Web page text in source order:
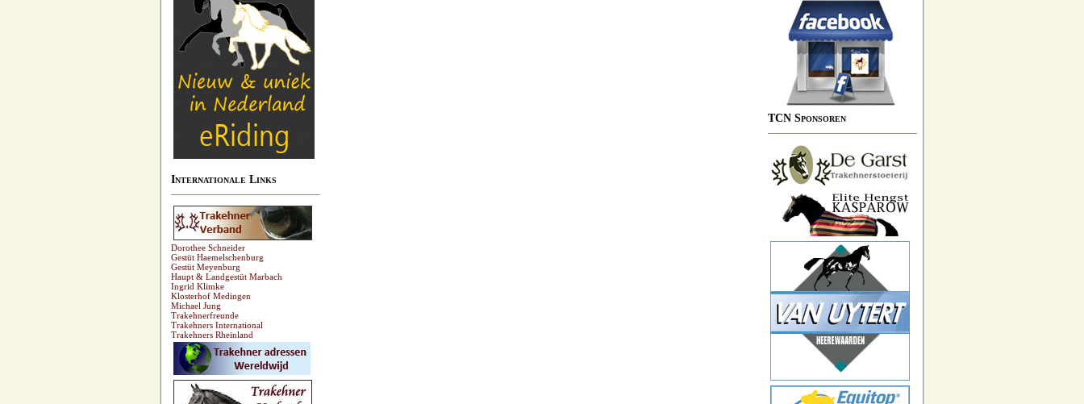
Internationale Links
Dorothee Schneider
Gestüt Haemelschenburg
Gestüt Meyenburg
Haupt & Landgestüt Marbach
Ingrid Klimke
Klosterhof Medingen
Michael Jung
Trakehnerfreunde
Trakehners International
Trakehners Rheinland
TCN Sponsoren